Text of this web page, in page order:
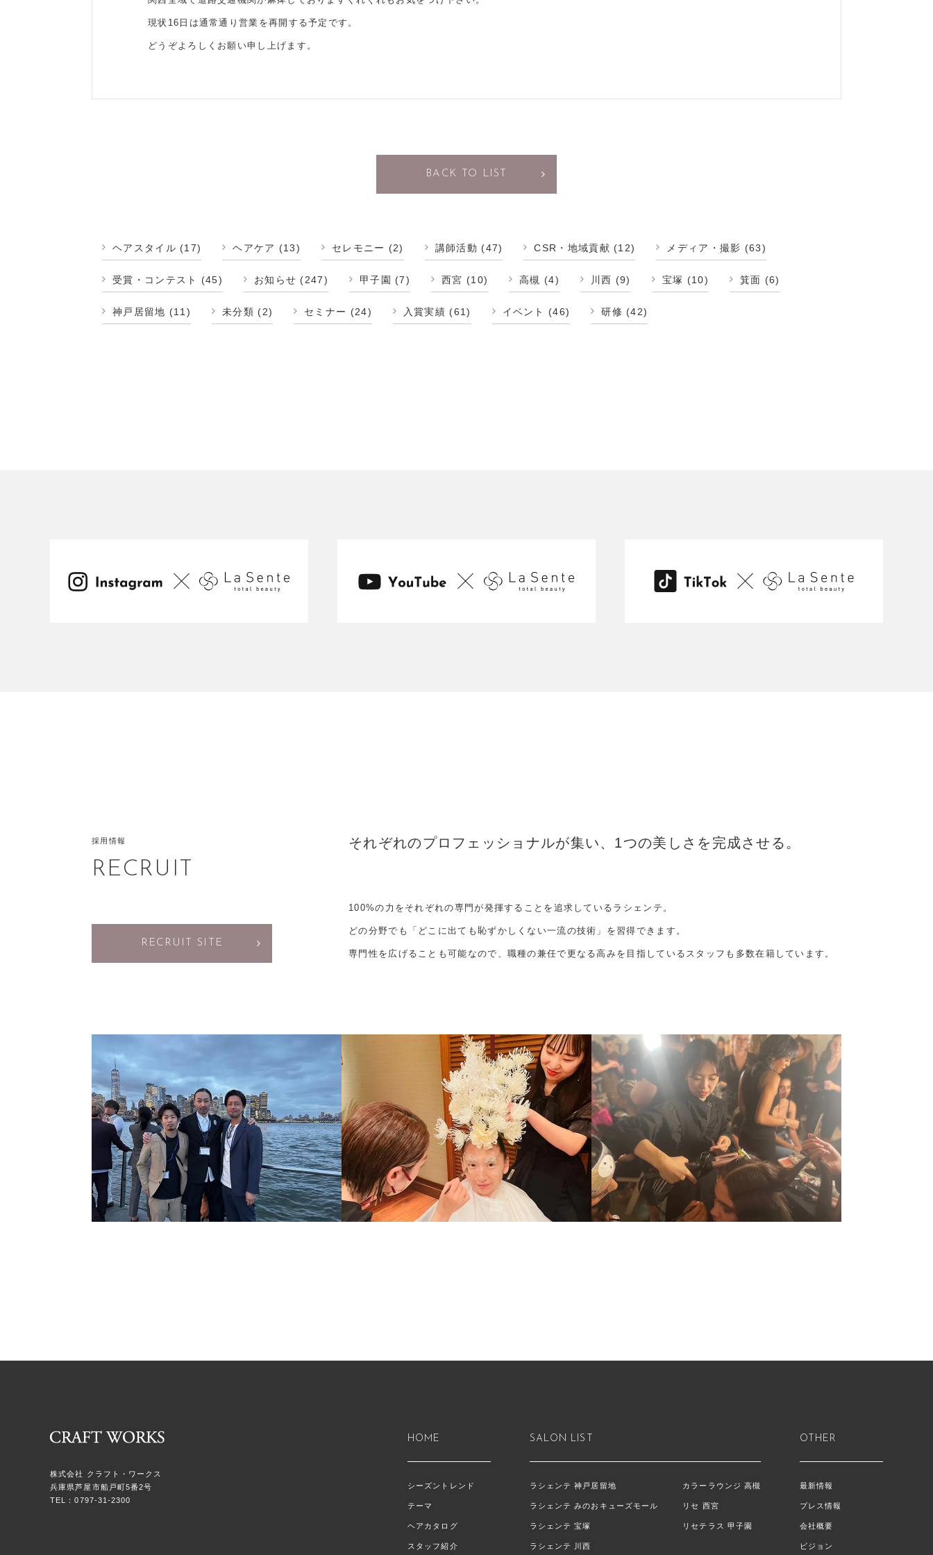
現状16日は通常通り営業を再開する予定です。
どうぞよろしくお願い申し上げます。
BACK TO LIST
ヘアスタイル (17) ヘアケア (13) セレモニー (2) 講師活動 (47) CSR・地域貢献 (12) メディア・撮影 (63)
受賞・コンテスト (45) お知らせ (247) 甲子園 (7) 西宮 (10) 高槻 (4) 川西 (9) 宝塚 (10) 箕面 (6)
神戸居留地 (11) 未分類 (2) セミナー (24) 入賞実績 (61) イベント (46) 研修 (42)
採用情報
RECRUIT
RECRUIT SITE
それぞれのプロフェッショナルが集い、 1つの美しさを完成させる。
100%の力をそれぞれの専門が発揮することを追求しているラシェンテ。
どの分野でも「どこに出ても恥ずかしくない一流の技術」を習得できます。
専門性を広げることも可能なので、職種の兼任で更なる高みを目指しているスタッフも多数在籍しています。
株式会社 クラフト・ワークス
兵庫県芦屋市船戸町5番2号
TEL：0797-31-2300
HOME
シーズントレンド
テーマ
ヘアカタログ
スタッフ紹介
SALON LIST
ラシェンテ 神戸居留地
ラシェンテ みのおキューズモール
ラシェンテ 宝塚
ラシェンテ 川西
カラーラウンジ 高槻
リセ 西宮
リセテラス 甲子園
OTHER
最新情報
プレス情報
会社概要
ビジョン